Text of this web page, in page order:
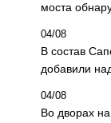
моста
04/08
В состав
добавили
04/08
Во дворах